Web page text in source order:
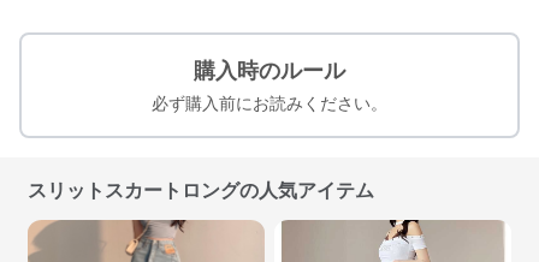
購入時のルール
必ず購入前にお読みください。
スリットスカートロングの人気アイテム